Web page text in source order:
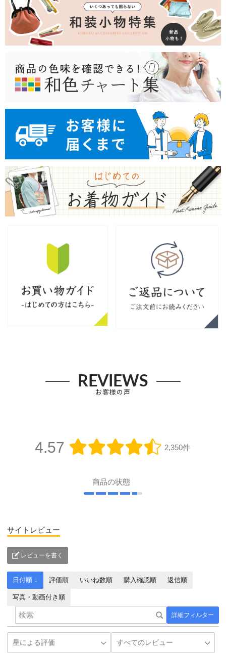
REVIEWS
お客様の声
4.57 2,350件
商品の状態
サイトレビュー
レビューを書く
詳細フィルター
日付順 ↓ 評価順 いいね数順 購入確認順 返信順
写真・動画付き順